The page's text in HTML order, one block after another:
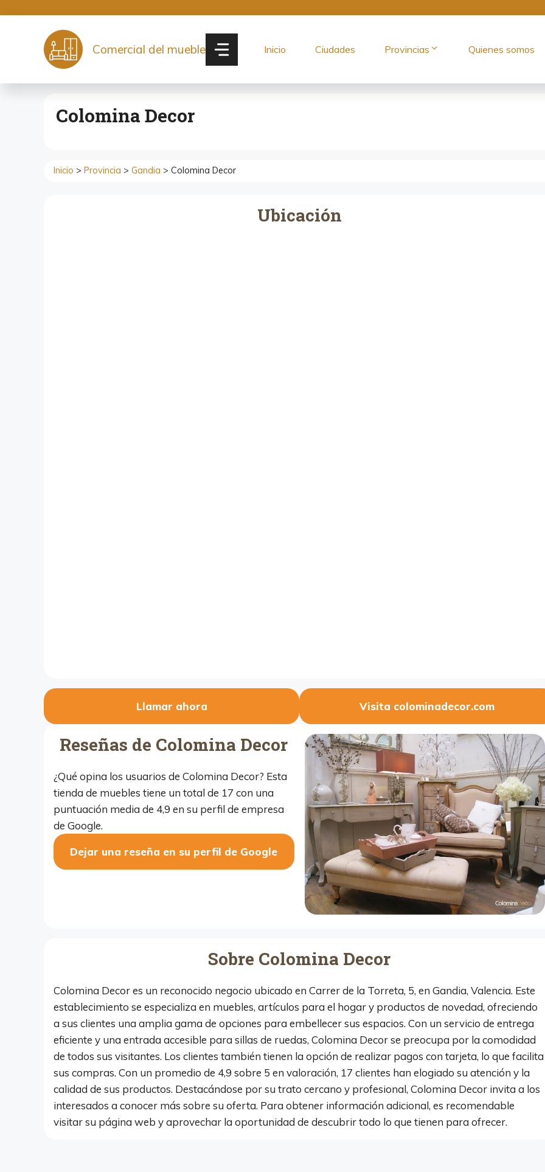
contenido
Comercial del mueble Inicio Ciudades Provincias Quienes somos
Colomina Decor
Inicio > Provincia > Gandia > Colomina Decor
Ubicación
Llamar ahora Visita colominadecor.com
Reseñas de Colomina Decor
¿Qué opina los usuarios de Colomina Decor? Esta
tienda de muebles tiene un total de 17 con una
puntuación media de 4,9 en su perfil de empresa
de Google.
Dejar una reseña en su perfil de Google
Sobre Colomina Decor
Colomina Decor es un reconocido negocio ubicado en Carrer de la Torreta, 5, en Gandia, Valencia. Este
establecimiento se especializa en muebles, artículos para el hogar y productos de novedad, ofreciendo
a sus clientes una amplia gama de opciones para embellecer sus espacios. Con un servicio de entrega
eficiente y una entrada accesible para sillas de ruedas, Colomina Decor se preocupa por la comodidad
de todos sus visitantes. Los clientes también tienen la opción de realizar pagos con tarjeta, lo que facilita
sus compras. Con un promedio de 4,9 sobre 5 en valoración, 17 clientes han elogiado su atención y la
calidad de sus productos. Destacándose por su trato cercano y profesional, Colomina Decor invita a los
interesados a conocer más sobre su oferta. Para obtener información adicional, es recomendable
visitar su página web y aprovechar la oportunidad de descubrir todo lo que tienen para ofrecer.